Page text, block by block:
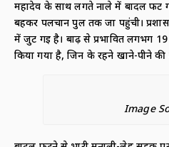
महादेव के साथ लगते नाले में बादल फट
बहकर पलचान पुल तक जा पहुंची।
में जुट गई है। बाढ़ से प्रभावित लगभग
किया गया है, जिन के रहने खाने-पीने की
Image